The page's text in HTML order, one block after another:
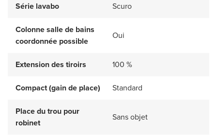
Série lavabo
Scuro
Colonne salle de bains
coordonnée possible
Oui
Extension des tiroirs 100 %
Compact (gain de place) Standard
Place du trou pour
robinet
Sans objet